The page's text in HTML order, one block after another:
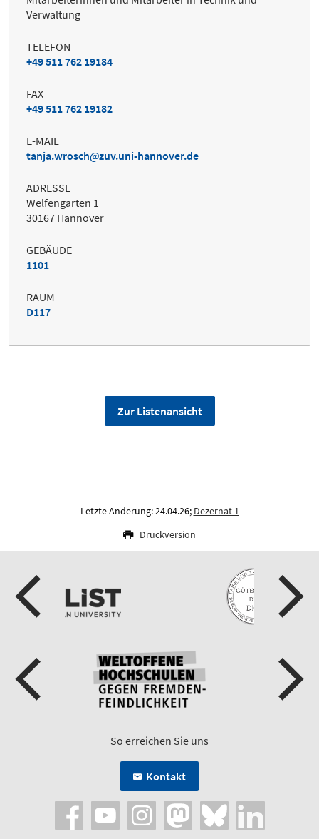
Verwaltung
TELEFON
+49 511 762 19184
FAX
+49 511 762 19182
E-MAIL
tanja.wrosch
zuv.uni-hannover.de
ADRESSE
Welfengarten 1
30167 Hannover
GEBÄUDE
1101
RAUM
D117
Zur Listenansicht
Letzte Änderung: 24.04.26; Dezernat 1
Druckversion
So erreichen Sie uns
Kontakt